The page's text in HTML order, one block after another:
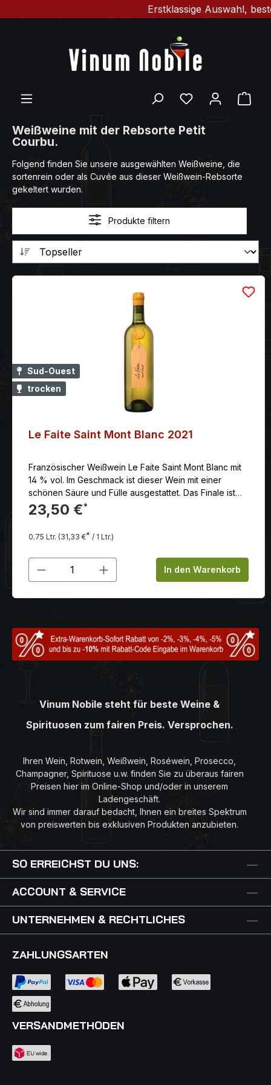
Erstklassige Auswahl,
Du hast 0
Weißweine mit der Rebsorte Petit
Courbu.
Folgend finden Sie unsere ausgewählten Weißweine, die
sortenrein oder als Cuvée aus dieser Weißwein-Rebsorte
gekeltert wurden.
Produkte filtern
Sud-Ouest
trocken
Le Faite Saint Mont Blanc 2021
Französischer Weißwein Le Faite Saint Mont Blanc mit
14 % vol. Im Geschmack ist dieser Wein mit einer
schönen Säure und Fülle ausgestattet. Das Finale ist
voller Aromen von Mandeln und weißem Pfeffer.
23,50 €*
0.75 Ltr. (31,33 €* / 1 Ltr.)
Produkt Anzahl: Gib denIn den Warenkorb
Vinum Nobile steht für beste Weine &
Spirituosen zum fairen Preis. Versprochen.
Ihren Wein, Rotwein, Weißwein, Roséwein, Prosecco,
Champagner, Spirituose u.w. finden Sie zu überaus fairen
Preisen hier im Online-Shop und/oder in unserem
Ladengeschäft.
Wir sind immer darauf bedacht, Ihnen ein breites Spektrum
von preiswerten bis exklusiven Produkten anzubieten.
SO ERREICHST DU UNS:
ACCOUNT & SERVICE
UNTERNEHMEN & RECHTLICHES
ZAHLUNGSARTEN
VERSANDMETHODEN